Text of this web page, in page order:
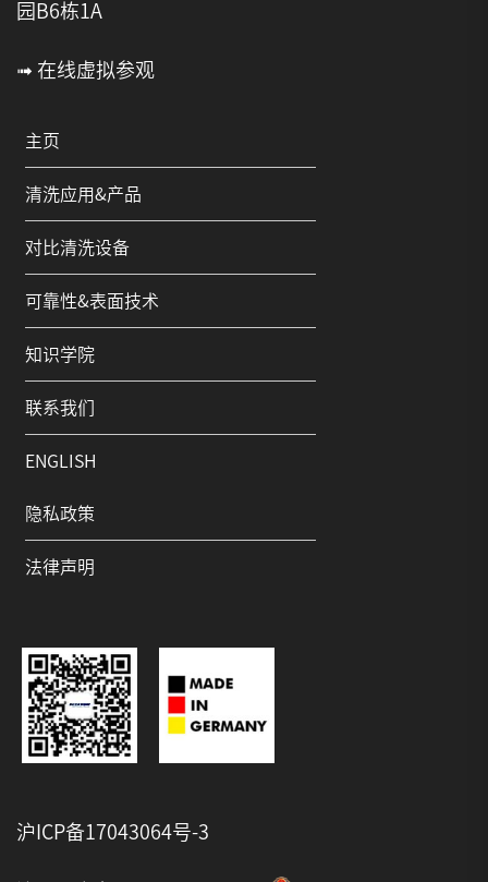
园B6栋1A
➟ 在线虚拟参观
主页
清洗应用&产品
对比清洗设备
可靠性&表面技术
知识学院
联系我们
ENGLISH
隐私政策
法律声明
沪ICP备17043064号-3